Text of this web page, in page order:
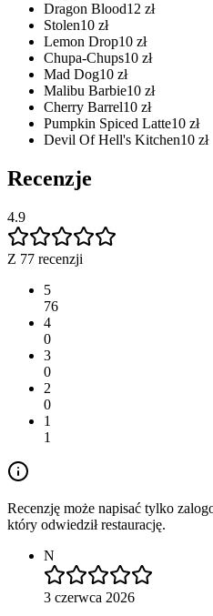
Dragon Blood12 zł
Stolen10 zł
Lemon Drop10 zł
Chupa-Chups10 zł
Mad Dog10 zł
Malibu Barbie10 zł
Cherry Barrel10 zł
Pumpkin Spiced Latte10 zł
Devil Of Hell's Kitchen10 zł
Recenzje
4.9
Z 77 recenzji
5
76
4
0
3
0
2
0
1
1
Recenzję może napisać tylko
który odwiedził restaurację.
N
3 czerwca 2026